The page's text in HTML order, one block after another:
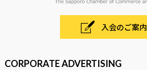
入会のご案内
CORPORATE ADVERTISING